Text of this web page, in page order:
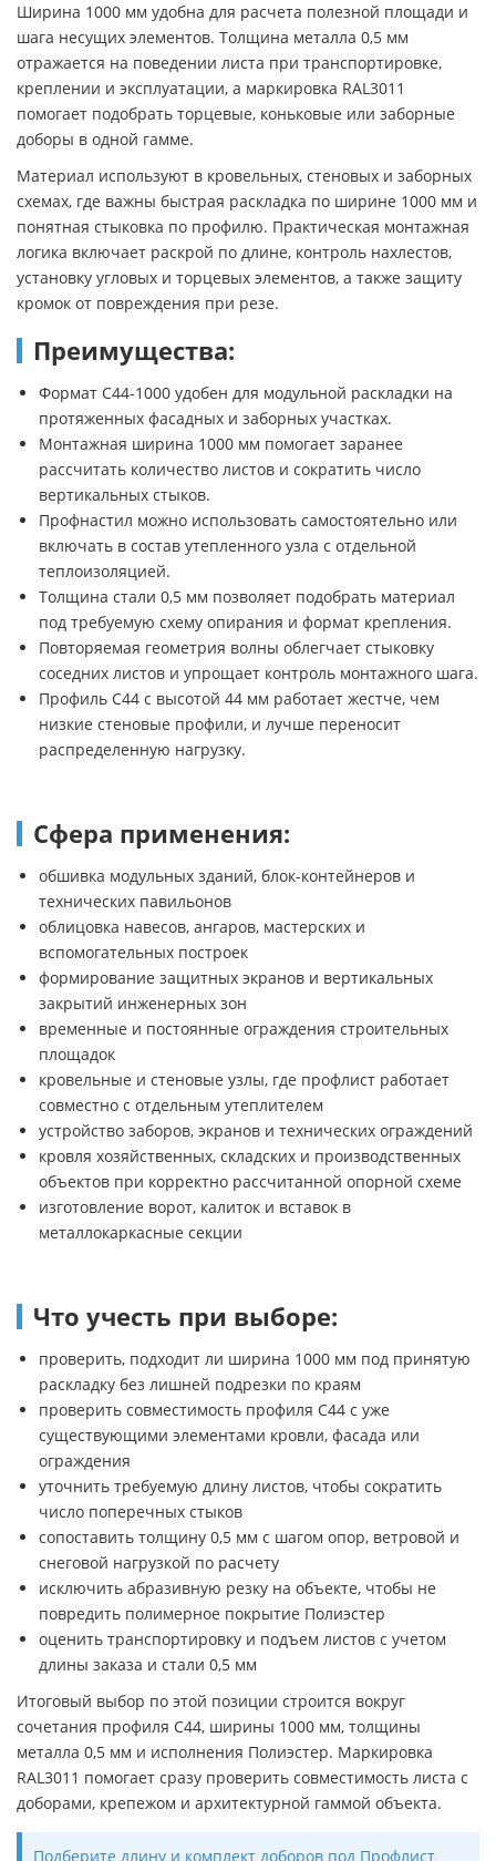
Ширина 1000 мм удобна для расчета полезной площади и
шага несущих элементов. Толщина металла 0,5 мм
отражается на поведении листа при транспортировке,
креплении и эксплуатации, а маркировка RAL3011
помогает подобрать торцевые, коньковые или заборные
доборы в одной гамме.
Материал используют в кровельных, стеновых и заборных
схемах, где важны быстрая раскладка по ширине 1000 мм и
понятная стыковка по профилю. Практическая монтажная
логика включает раскрой по длине, контроль нахлестов,
установку угловых и торцевых элементов, а также защиту
кромок от повреждения при резе.
Преимущества:
Формат С44-1000 удобен для модульной раскладки на
протяженных фасадных и заборных участках.
Монтажная ширина 1000 мм помогает заранее
рассчитать количество листов и сократить число
вертикальных стыков.
Профнастил можно использовать самостоятельно или
включать в состав утепленного узла с отдельной
теплоизоляцией.
Толщина стали 0,5 мм позволяет подобрать материал
под требуемую схему опирания и формат крепления.
Повторяемая геометрия волны облегчает стыковку
соседних листов и упрощает контроль монтажного шага.
Профиль С44 с высотой 44 мм работает жестче, чем
низкие стеновые профили, и лучше переносит
распределенную нагрузку.
Сфера применения:
обшивка модульных зданий, блок-контейнеров и
технических павильонов
облицовка навесов, ангаров, мастерских и
вспомогательных построек
формирование защитных экранов и вертикальных
закрытий инженерных зон
временные и постоянные ограждения строительных
площадок
кровельные и стеновые узлы, где профлист работает
совместно с отдельным утеплителем
устройство заборов, экранов и технических ограждений
кровля хозяйственных, складских и производственных
объектов при корректно рассчитанной опорной схеме
изготовление ворот, калиток и вставок в
металлокаркасные секции
Что учесть при выборе:
проверить, подходит ли ширина 1000 мм под принятую
раскладку без лишней подрезки по краям
проверить совместимость профиля С44 с уже
существующими элементами кровли, фасада или
ограждения
уточнить требуемую длину листов, чтобы сократить
число поперечных стыков
сопоставить толщину 0,5 мм с шагом опор, ветровой и
снеговой нагрузкой по расчету
исключить абразивную резку на объекте, чтобы не
повредить полимерное покрытие Полиэстер
оценить транспортировку и подъем листов с учетом
длины заказа и стали 0,5 мм
Итоговый выбор по этой позиции строится вокруг
сочетания профиля С44, ширины 1000 мм, толщины
металла 0,5 мм и исполнения Полиэстер. Маркировка
RAL3011 помогает сразу проверить совместимость листа с
доборами, крепежом и архитектурной гаммой объекта.
Подберите длину и комплект доборов под Профлист